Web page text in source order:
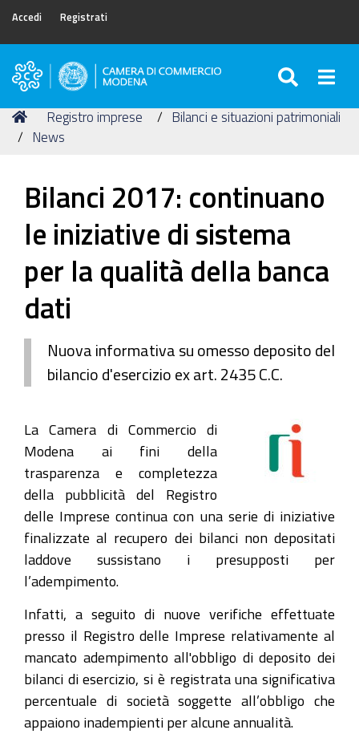
Accedi Registrati
Camera
Commercio
di
Tu
sei
Home
Registro imprese
Bilanci e situazioni patrimoniali
News
Bilanci 2017: continuano
le iniziative di sistema
per la qualità della banca
dati
Nuova informativa su omesso deposito del
bilancio d'esercizio ex art. 2435 C.C.
La Camera di Commercio di
Modena ai fini della
trasparenza e completezza
della pubblicità del Registro
delle Imprese continua con una serie di iniziative
finalizzate al recupero dei bilanci non depositati
laddove sussistano i presupposti per
l’adempimento.
Infatti, a seguito di nuove verifiche effettuate
presso il Registro delle Imprese relativamente al
mancato adempimento all'obbligo di deposito dei
bilanci di esercizio, si è registrata una significativa
percentuale di società soggette all’obbligo che
appaiono inadempienti per alcune annualità.